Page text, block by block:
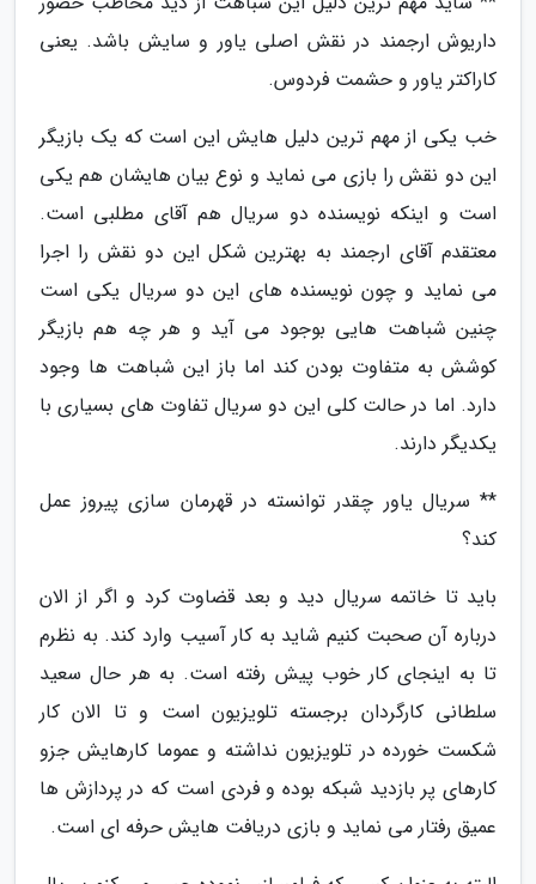
داریوش ارجمند در نقش اصلی یاور و سایش باشد. یعنی
کاراکتر یاور و حشمت فردوس.
خب یکی از مهم ترین دلیل هایش این است که یک بازیگر
این دو نقش را بازی می نماید و نوع بیان هایشان هم یکی
است و اینکه نویسنده دو سریال هم آقای مطلبی است.
معتقدم آقای ارجمند به بهترین شکل این دو نقش را اجرا
می نماید و چون نویسنده های این دو سریال یکی است
چنین شباهت هایی بوجود می آید و هر چه هم بازیگر
کوشش به متفاوت بودن کند اما باز این شباهت ها وجود
دارد. اما در حالت کلی این دو سریال تفاوت های بسیاری با
یکدیگر دارند.
** سریال یاور چقدر توانسته در قهرمان سازی پیروز عمل
کند؟
باید تا خاتمه سریال دید و بعد قضاوت کرد و اگر از الان
درباره آن صحبت کنیم شاید به کار آسیب وارد کند. به نظرم
تا به اینجای کار خوب پیش رفته است. به هر حال سعید
سلطانی کارگردان برجسته تلویزیون است و تا الان کار
شکست خورده در تلویزیون نداشته و عموما کارهایش جزو
کارهای پر بازدید شبکه بوده و فردی است که در پردازش ها
عمیق رفتار می نماید و بازی دریافت هایش حرفه ای است.